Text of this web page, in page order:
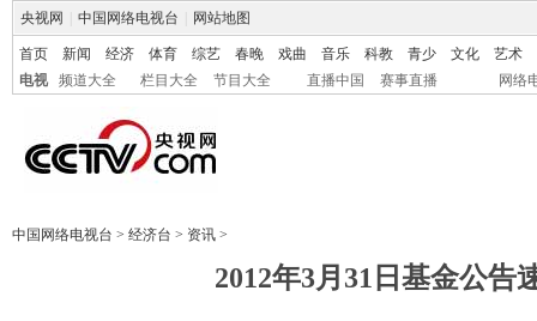
央视网 中国网络电视台 网站地图
首页 新闻 经济 体育 综艺 春晚 戏曲 音乐 科教 青少 文化
艺术
电视
频道大全 栏目大全 节目大全 直播中国 赛事直播 网络
中国网络电视台 > 经济台 > 资讯 >
2012年3月31日基金公告